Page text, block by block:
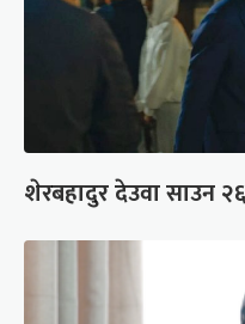
शेरबहादुर देउवा साउन